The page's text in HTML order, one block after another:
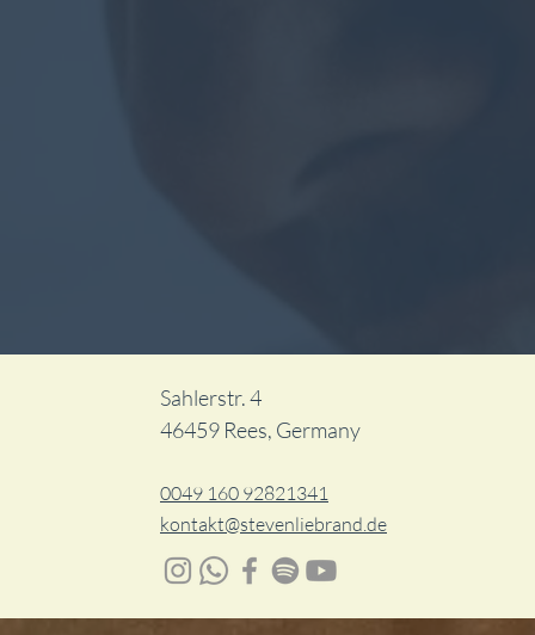
Sahlerstr. 4
46459 Rees, Germany
0049 160 92821341
kontakt@stevenliebrand.de